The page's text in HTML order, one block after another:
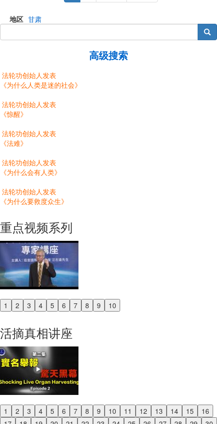
page page
page
地区 甘肃
搜索
高级搜索
法轮功创始人发表
《为什么人类是迷的社会》
法轮功创始人发表
《惊醒》
法轮功创始人发表
《法难》
法轮功创始人发表
《为什么会有人类》
法轮功创始人发表
《为什么要救度众生》
重点视频系列
1 2 3 4 5 6 7 8 9 10
Previous
活摘真相讲座
1 2 3 4 5 6 7 8 9 10 11 12 13 14 15
16
Previous